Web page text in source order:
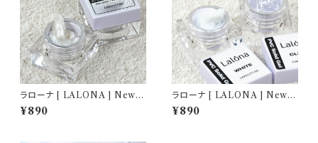
ラローナ [ LALONA ] New P
VCソリッドジェル( パールホワ
イト ) ( 5g ) デコジェル / 3D /
¥890
ラローナ [ LALONA ] New P
VCソリッドジェル ( 5g ) デコジ
ェル / 3D / クレイジェル / 粘土
¥890